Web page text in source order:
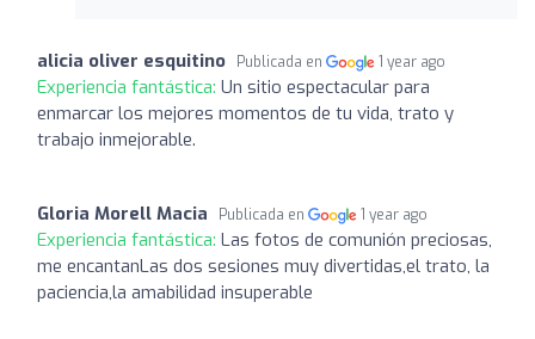
alicia oliver esquitino Publicada en 1 year ago
Experiencia fantástica: Un sitio espectacular para
enmarcar los mejores momentos de tu vida, trato y
trabajo inmejorable.
Gloria Morell Macia Publicada en 1 year ago
Experiencia fantástica: Las fotos de comunión preciosas,
me encantanLas dos sesiones muy divertidas,el trato, la
paciencia,la amabilidad insuperable